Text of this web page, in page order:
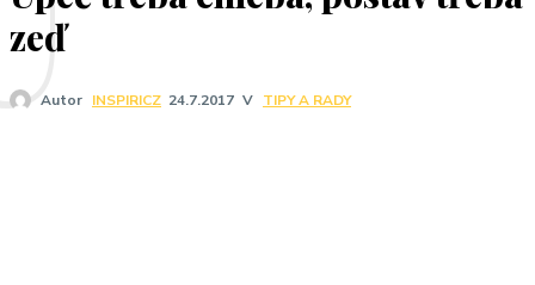
zeď
Autor INSPIRICZ 24.7.2017 V TIPY A RADY